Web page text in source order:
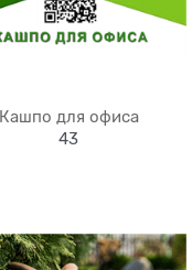
Кашпо для офиса
43